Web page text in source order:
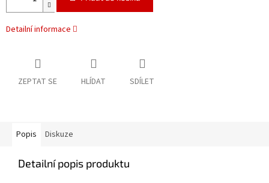
Detailní informace
ZEPTAT SE HLÍDAT SDÍLET
Popis Diskuze
Detailní popis produktu